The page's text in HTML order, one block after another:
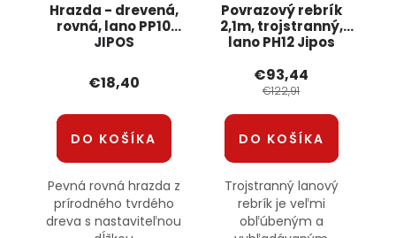
Hrazda - drevená,
rovná, lano PP10
JIPOS
€18,40
DO KOŠÍKA
Pevná rovná hrazda z
prírodného tvrdého
dreva s nastaviteľnou
Povrazový rebrík
2,1m, trojstranný,
lano PH12 Jipos
€93,44
€122,91
DO KOŠÍKA
Trojstranný lanový
rebrík je veľmi
obľúbeným a